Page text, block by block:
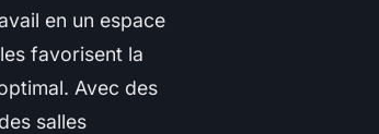
en un espace
favorisent la
Avec des
salles